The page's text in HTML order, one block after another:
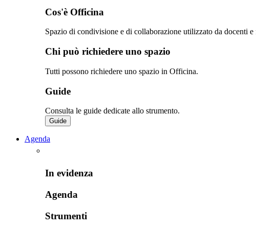
Cos'è Officina
Spazio di condivisione e di collaborazione utilizzato da docenti
Chi può richiedere uno spazio
Tutti possono richiedere uno spazio in Officina.
Guide
Consulta le guide dedicate allo strumento.
Guide
Agenda
In evidenza
Agenda
Strumenti